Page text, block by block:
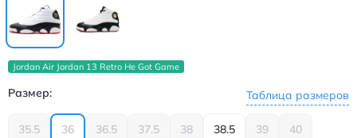
Jordan Air Jordan 13 Retro He Got Game
Размер: Таблица размеров
35.5 36 36.5 37.5 38 38.5 39 40